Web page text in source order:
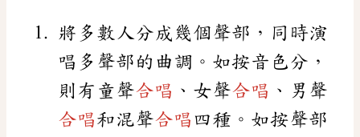
將多數人分成幾個聲部，同時演
唱多聲部的曲調。如按音色分，
則有童聲合唱 、女聲合唱 、男聲
合唱和混聲合唱 四種。如按聲部